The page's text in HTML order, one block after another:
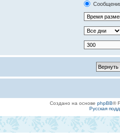
Создано на основе phpBB®
Русская